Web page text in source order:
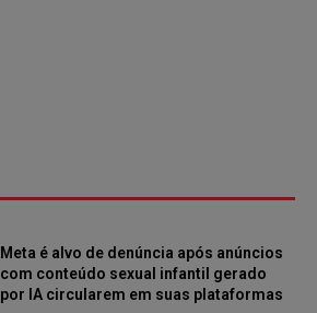
Meta é alvo de denúncia após anúncios
com conteúdo sexual infantil gerado
por IA circularem em suas plataformas